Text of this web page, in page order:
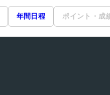
年間日程 ポイント・成